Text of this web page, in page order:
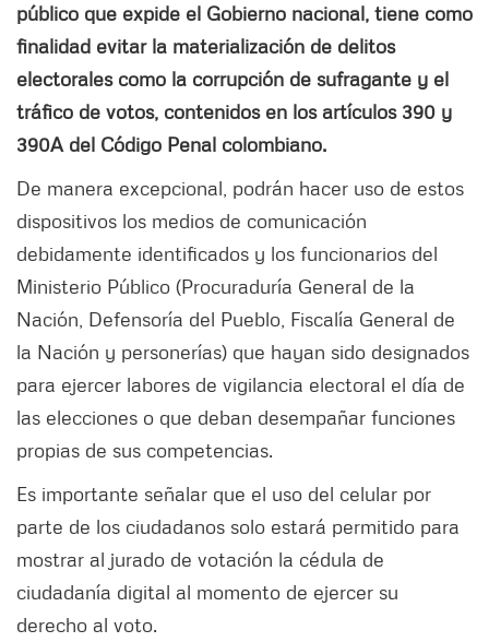
público que expide el Gobierno nacional, tiene como
finalidad evitar la materialización de delitos
electorales como la corrupción de sufragante y el
tráfico de votos, contenidos en los artículos 390 y
390A del Código Penal colombiano.
De manera excepcional, podrán hacer uso de estos
dispositivos los medios de comunicación
debidamente identificados y los funcionarios del
Ministerio Público (Procuraduría General de la
Nación, Defensoría del Pueblo, Fiscalía General de
la Nación y personerías) que hayan sido designados
para ejercer labores de vigilancia electoral el día de
las elecciones o que deban desempañar funciones
propias de sus competencias.
Es importante señalar que el uso del celular por
parte de los ciudadanos solo estará permitido para
mostrar al jurado de votación la cédula de
ciudadanía digital al momento de ejercer su
derecho al voto.